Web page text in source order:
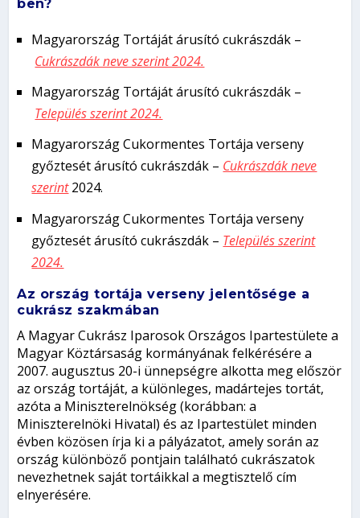
ben?
Magyarország Tortáját árusító cukrászdák –
Cukrászdák neve szerint 2024.
Magyarország Tortáját árusító cukrászdák –
Település szerint 2024.
Magyarország Cukormentes Tortája verseny
győztesét árusító cukrászdák – Cukrászdák neve
szerint2024.
Magyarország Cukormentes Tortája verseny
győztesét árusító cukrászdák – Település szerint
2024.
Az ország tortája verseny jelentősége a
cukrász szakmában
A Magyar Cukrász Iparosok Országos Ipartestülete a
Magyar Köztársaság kormányának felkérésére a
2007. augusztus 20-i ünnepségre alkotta meg először
az ország tortáját, a különleges, madártejes tortát,
azóta a Miniszterelnökség (korábban: a
Miniszterelnöki Hivatal) és az Ipartestület minden
évben közösen írja ki a pályázatot, amely során az
ország különböző pontjain található cukrászatok
nevezhetnek saját tortáikkal a megtisztelő cím
elnyerésére.